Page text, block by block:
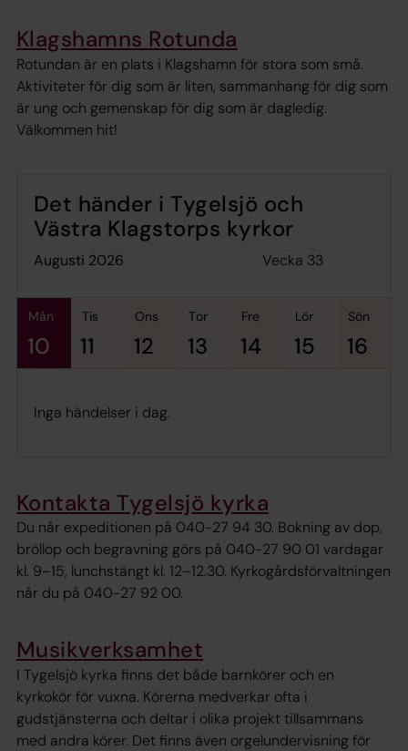
Klagshamns Rotunda
Rotundan är en plats i Klagshamn för stora som små.
Aktiviteter för dig som är liten, sammanhang för dig som
är ung och gemenskap för dig som är dagledig.
Välkommen hit!
Det händer i Tygelsjö och
Västra Klagstorps kyrkor
augusti 2026 Vecka 33
mån
10
tis
11
ons
12
tor
13
fre
14
lör
15
sön
16
Inga händelser i dag.
Kontakta Tygelsjö kyrka
Du når expeditionen på 040-27 94 30. Bokning av dop,
bröllop och begravning görs på 040-27 90 01 vardagar
kl. 9–15, lunchstängt kl. 12–12.30. Kyrkogårdsförvaltningen
når du på 040-27 92 00.
Musikverksamhet
I Tygelsjö kyrka finns det både barnkörer och en
kyrkokör för vuxna. Körerna medverkar ofta i
gudstjänsterna och deltar i olika projekt tillsammans
med andra körer. Det finns även orgelundervisning för